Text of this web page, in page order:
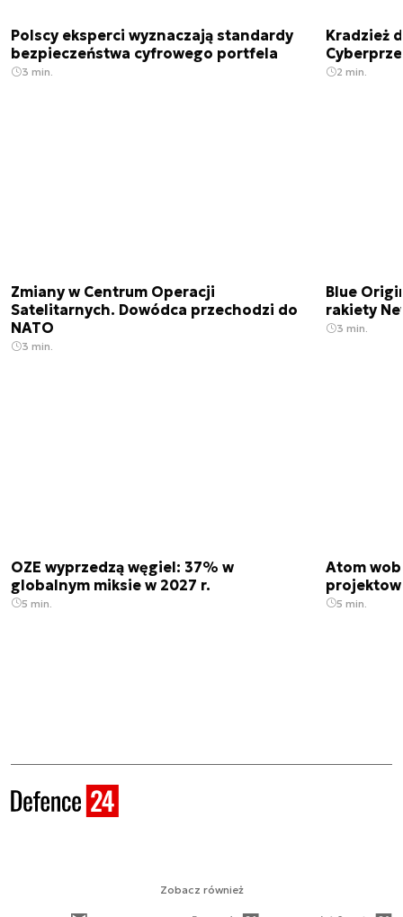
Polscy eksperci wyznaczają standardy
bezpieczeństwa cyfrowego portfela
3 min.
Kradzież
2 min.
Zmiany w Centrum Operacji
Satelitarnych. Dowódca przechodzi do
NATO
3 min.
Blue
rakiety
3 min.
OZE wyprzedzą węgiel: 37% w
globalnym miksie w 2027 r.
5 min.
Atom
5 min.
Zobacz również